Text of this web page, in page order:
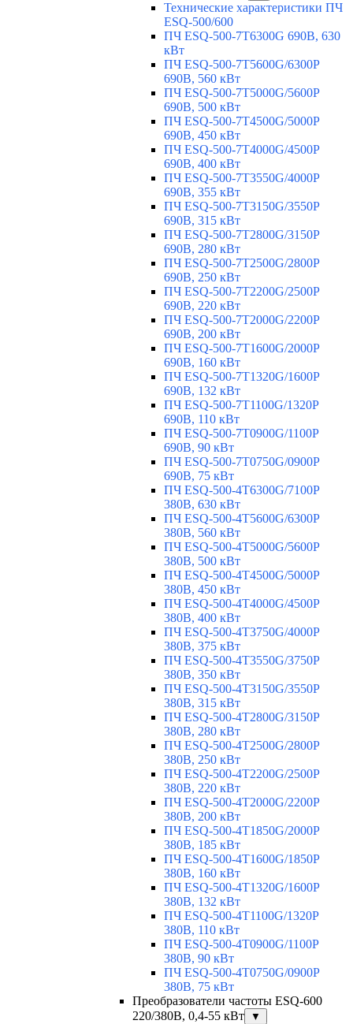
Технические характеристики ПЧ
ESQ-500/600
ПЧ ESQ-500-7T6300G 690В, 630
кВт
ПЧ ESQ-500-7T5600G/6300P
690В, 560 кВт
ПЧ ESQ-500-7T5000G/5600P
690В, 500 кВт
ПЧ ESQ-500-7T4500G/5000P
690В, 450 кВт
ПЧ ESQ-500-7T4000G/4500P
690В, 400 кВт
ПЧ ESQ-500-7T3550G/4000P
690В, 355 кВт
ПЧ ESQ-500-7T3150G/3550P
690В, 315 кВт
ПЧ ESQ-500-7T2800G/3150P
690В, 280 кВт
ПЧ ESQ-500-7T2500G/2800P
690В, 250 кВт
ПЧ ESQ-500-7T2200G/2500P
690В, 220 кВт
ПЧ ESQ-500-7T2000G/2200P
690В, 200 кВт
ПЧ ESQ-500-7T1600G/2000P
690В, 160 кВт
ПЧ ESQ-500-7T1320G/1600P
690В, 132 кВт
ПЧ ESQ-500-7T1100G/1320P
690В, 110 кВт
ПЧ ESQ-500-7T0900G/1100P
690В, 90 кВт
ПЧ ESQ-500-7T0750G/0900P
690В, 75 кВт
ПЧ ESQ-500-4T6300G/7100P
380В, 630 кВт
ПЧ ESQ-500-4T5600G/6300P
380В, 560 кВт
ПЧ ESQ-500-4T5000G/5600P
380В, 500 кВт
ПЧ ESQ-500-4T4500G/5000P
380В, 450 кВт
ПЧ ESQ-500-4T4000G/4500P
380В, 400 кВт
ПЧ ESQ-500-4T3750G/4000P
380В, 375 кВт
ПЧ ESQ-500-4T3550G/3750P
380В, 350 кВт
ПЧ ESQ-500-4T3150G/3550P
380В, 315 кВт
ПЧ ESQ-500-4T2800G/3150P
380В, 280 кВт
ПЧ ESQ-500-4T2500G/2800P
380В, 250 кВт
ПЧ ESQ-500-4T2200G/2500P
380В, 220 кВт
ПЧ ESQ-500-4T2000G/2200P
380В, 200 кВт
ПЧ ESQ-500-4T1850G/2000P
380В, 185 кВт
ПЧ ESQ-500-4T1600G/1850P
380В, 160 кВт
ПЧ ESQ-500-4T1320G/1600P
380В, 132 кВт
ПЧ ESQ-500-4T1100G/1320P
380В, 110 кВт
ПЧ ESQ-500-4T0900G/1100P
380В, 90 кВт
ПЧ ESQ-500-4T0750G/0900P
380В, 75 кВт
Преобразователи частоты ESQ-600
220/380В, 0,4-55 кВт
▼